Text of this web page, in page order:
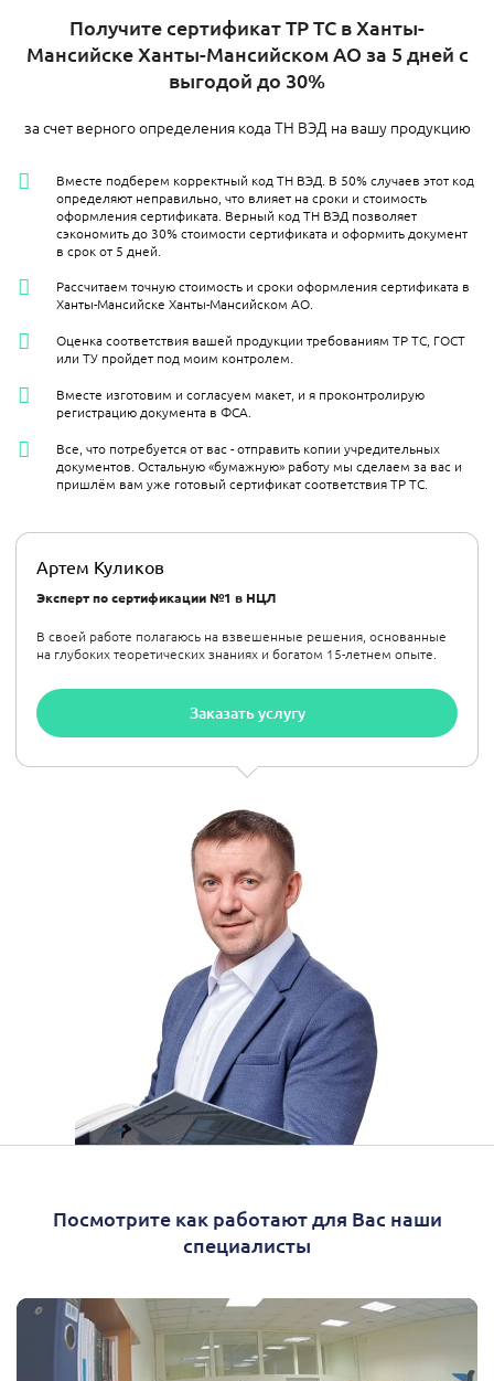
Получите сертификат ТР ТС в Ханты-
Мансийске Ханты-Мансийском АО за 5 дней с
выгодой до 30%
за счет верного определения кода ТН ВЭД на вашу продукцию
Артем Куликов
Эксперт по сертификации №1 в НЦЛ
В своей работе полагаюсь на взвешенные решения, основанные
на глубоких теоретических знаниях и богатом 15-летнем опыте.
Заказать услугу
Вместе подберем корректный код ТН ВЭД. В 50% случаев этот код
определяют неправильно, что влияет на сроки и стоимость
оформления сертификата. Верный код ТН ВЭД позволяет
сэкономить до 30% стоимости сертификата и оформить документ
в срок от 5 дней.
Рассчитаем точную стоимость и сроки оформления сертификата в
Ханты-Мансийске Ханты-Мансийском АО.
Оценка соответствия вашей продукции требованиям ТР ТС, ГОСТ
или ТУ пройдет под моим контролем.
Вместе изготовим и согласуем макет, и я проконтролирую
регистрацию документа в ФСА.
Все, что потребуется от вас - отправить копии учредительных
документов. Остальную «бумажную» работу мы сделаем за вас и
пришлём вам уже готовый сертификат соответствия ТР ТС.
Посмотрите как работают для Вас наши
специалисты